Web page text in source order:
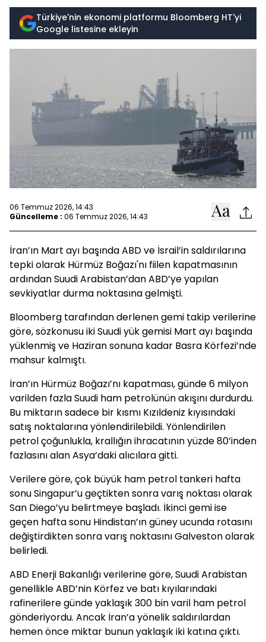
Türkiye'nin ekonomi platformu Bloomberg HT'yi
Google listesine ekleyin
06 Temmuz 2026, 14:43
Güncelleme : 06 Temmuz 2026, 14:43
İran’ın Mart ayı başında ABD ve İsrail’in saldırılarına
tepki olarak Hürmüz Boğazı'nı fiilen kapatmasının
ardından Suudi Arabistan’dan ABD’ye yapılan
sevkiyatlar durma noktasına gelmişti.
Bloomberg tarafından derlenen gemi takip verilerine
göre, sözkonusu iki Suudi yük gemisi Mart ayı başında
yüklenmiş ve Haziran sonuna kadar Basra Körfezi’nde
mahsur kalmıştı.
İran’ın Hürmüz Boğazı’nı kapatması, günde 6 milyon
varilden fazla Suudi ham petrolünün akışını durdurdu.
Bu miktarın sadece bir kısmı Kızıldeniz kıyısındaki
satış noktalarına yönlendirilebildi. Yönlendirilen
petrol çoğunlukla, krallığın ihracatının yüzde 80’inden
fazlasını alan Asya’daki alıcılara gitti.
Verilere göre, çok büyük ham petrol tankeri hafta
sonu Singapur’u geçtikten sonra varış noktası olarak
San Diego’yu belirtmeye başladı. İkinci gemi ise
geçen hafta sonu Hindistan’ın güney ucunda rotasını
değiştirdikten sonra varış noktasını Galveston olarak
belirledi.
ABD Enerji Bakanlığı verilerine göre, Suudi Arabistan
genellikle ABD’nin Körfez ve batı kıyılarındaki
rafinerilere günde yaklaşık 300 bin varil ham petrol
gönderiyordu. Ancak İran’a yönelik saldırılardan
hemen önce miktar bunun yaklaşık iki katına çıktı.